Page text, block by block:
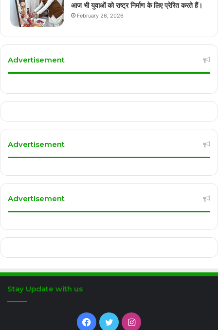
आज भी युवाओं को राष्ट्र निर्माण के लिए प्रेरित करते हैं।
February 26, 2026
Advertisement
Advertisement
Advertisement
Stay Update with us
Facebook
TwitterInstagram